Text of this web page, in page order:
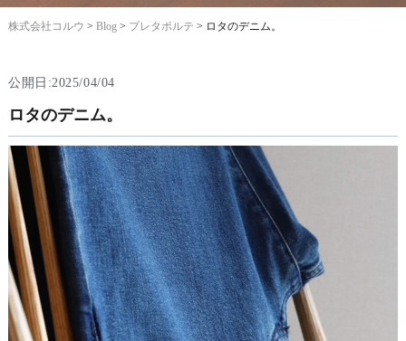
株式会社コルウ > Blog> プレタポルテ > ロタのデニム。
公開日:2025/04/04
ロタのデニム。